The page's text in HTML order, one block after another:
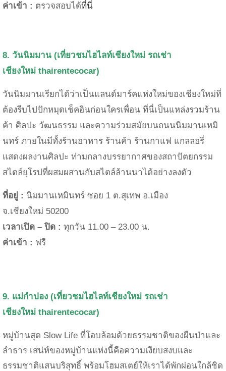
ค่าเข้า : ตรวจสอบได้ที่นี่
8. วันนิมมาน (เที่ยวชมไฮไลท์เชียงใหม่ รถเช่า
เชียงใหม่thairentecocar)
วันนิมมานเรียกได้ว่าเป็นแลนด์มาร์คแห่งใหม่ของเชียงใหม่ที่
ต้องรีบไปปักหมุดเช็คอินก่อนใครเพื่อน ที่นี่เป็นแหล่งรวมร้าน
ค้า ศิลปะ วัฒนธรรม และความร่วมสมัยบนถนนนิมมานเหมิ
นทร์ภายในมีทั้งร้านอาหาร ร้านค้า ร้านกาแฟ แกลลอรี่
แสดงผลงานศิลปะ ท่ามกลางบรรยากาศของสถาปัตยกรรม
สไตล์ยุโรปที่ผสมผสานกับสไตล์ล้านนาได้อย่างลงตัว
ที่อยู่ : นิมมานเหมินทร์ ซอย 1 ต.สุเทพ อ.เมือง
จ.เชียงใหม่ 50200
เวลาเปิด – ปิด : ทุกวัน 11.00 – 23.00 น.
ค่าเข้า : ฟรี
9. แม่กำปอง (เที่ยวชมไฮไลท์เชียงใหม่ รถเช่า
เชียงใหม่thairentecocar)
หมู่บ้านสุด Slow Life ที่โอบล้อมด้วยธรรมชาติของผืนป่าและ
ลำธาร เสน่ห์ของหมู่บ้านแห่งนี้คือความเงียบสงบและ
ธรรมชาติแสนบริสุทธิ์ พร้อมโฮมสเตย์ให้เราได้พักผ่อนใกล้ชิด